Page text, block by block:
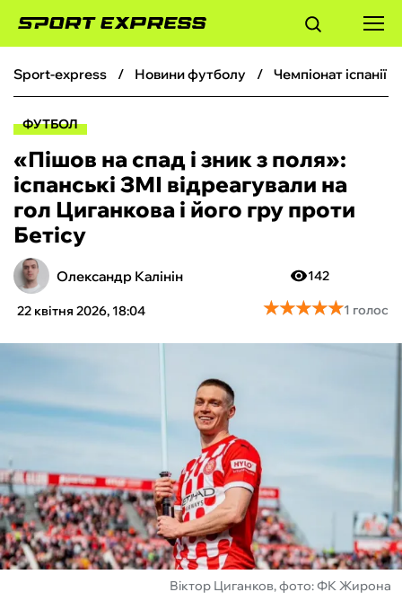
ФУТБОЛ
БОКС
ХОКЕЙ
ТЕНІС
КІБЕРСПОРТ
ФУТЗАЛ
ІНШІ
БУКМЕКЕРИ
sport-express новини футболу чемпіонат іспанії
ФУТБОЛ
«Пішов на спад і зник з поля»:
іспанські ЗМІ відреагували на
гол Циганкова і його гру проти
Бетісу
Олександр Калінін
22 квітня 2026, 18:04
142
★★★★★
★★★★★1 голос
Віктор Циганков, фото: ФК Жирона